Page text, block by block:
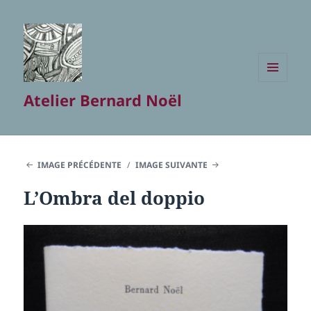
Atelier Bernard Noël
IMAGE PRÉCÉDENTE IMAGE SUIVANTE
L’Ombra del doppio